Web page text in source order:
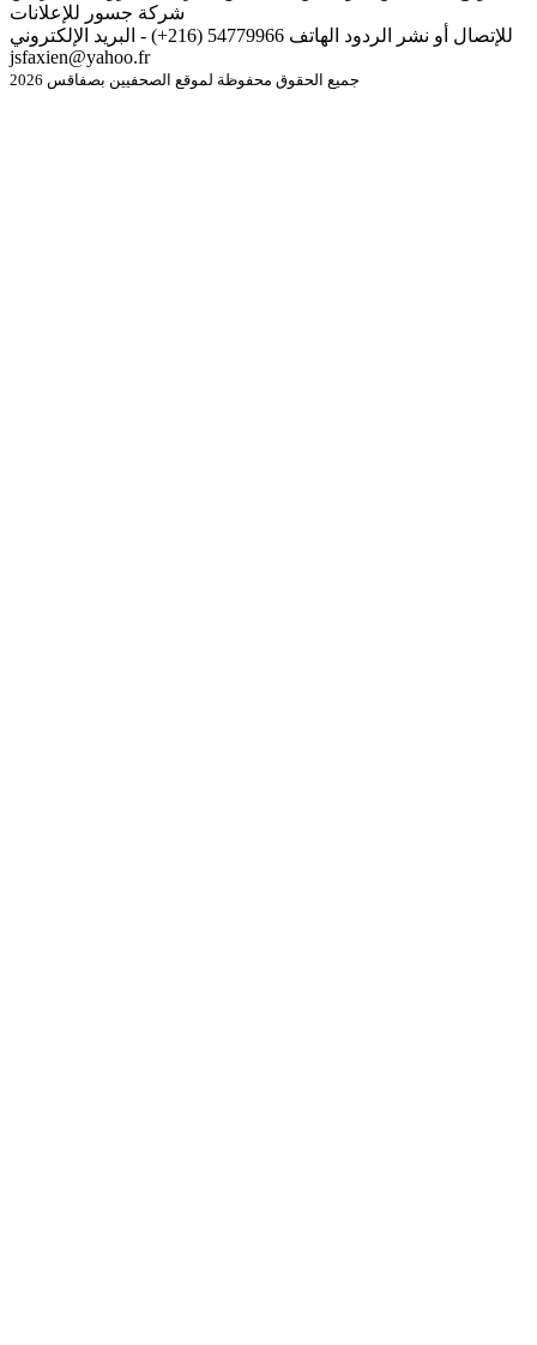
شركة جسور للإعلانات
للإتصال أو نشر الردود الهاتف 54779966 (216+) - البريد الإلكتروني
jsfaxien@yahoo.fr
جميع الحقوق محفوظة لموقع الصحفيين بصفاقس 2026